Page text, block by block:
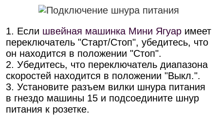
1. Если швейная машинка Мини Ягуар имеет
переключатель "Старт/Стоп", убедитесь, что
он находится в положении "Стоп".
2. Убедитесь, что переключатель диапазона
скоростей находится в положении "Выкл.".
3. Установите разъем вилки шнура питания
в гнездо машины 15 и подсоедините шнур
питания к розетке.